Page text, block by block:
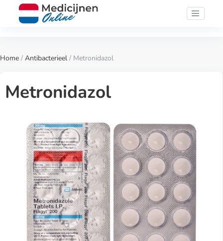
Home / Antibacterieel / Metronidazol
Metronidazol